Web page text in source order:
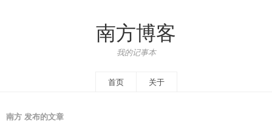
南方博客
我的记事本
首页 关于
南方 发布的文章